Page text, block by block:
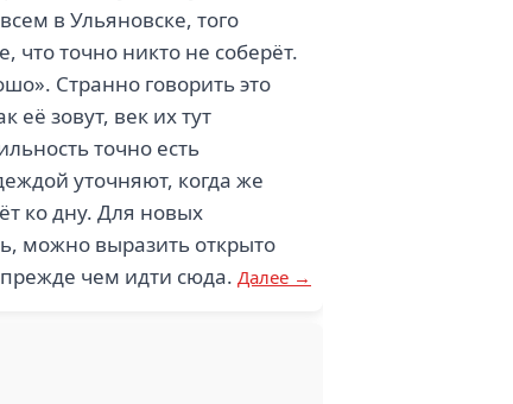
в Ульяновске, того
что точно никто не соберёт.
Странно говорить это
зовут, век их тут
точно есть
уточняют, когда же
ко дну. Для новых
можно выразить открыто
чем идти сюда. Далее →